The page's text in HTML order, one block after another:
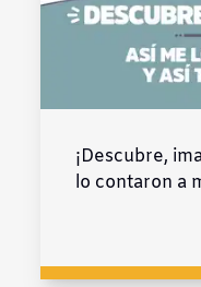
¡Descubre,
lo contaron a